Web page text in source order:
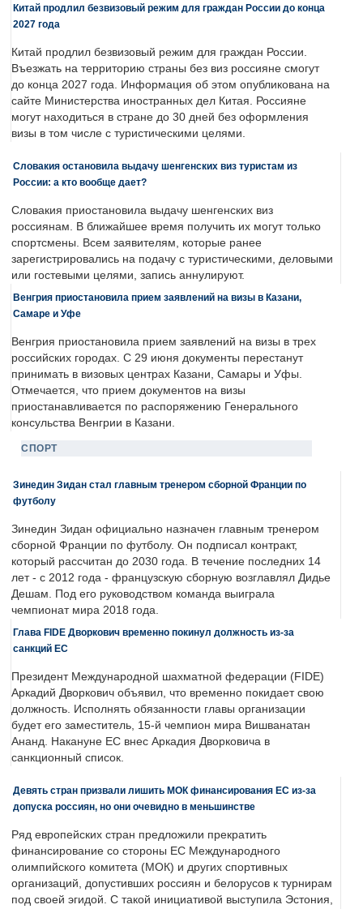
Китай продлил безвизовый режим для граждан России до конца
2027 года
Китай продлил безвизовый режим для граждан России.
Въезжать на территорию страны без виз россияне смогут
до конца 2027 года. Информация об этом опубликована на
сайте Министерства иностранных дел Китая. Россияне
могут находиться в стране до 30 дней без оформления
визы в том числе с туристическими целями.
Словакия остановила выдачу шенгенских виз туристам из
России: а кто вообще дает?
Словакия приостановила выдачу шенгенских виз
россиянам. В ближайшее время получить их могут только
спортсмены. Всем заявителям, которые ранее
зарегистрировались на подачу с туристическими, деловыми
или гостевыми целями, запись аннулируют.
Венгрия приостановила прием заявлений на визы в Казани,
Самаре и Уфе
Венгрия приостановила прием заявлений на визы в трех
российских городах. С 29 июня документы перестанут
принимать в визовых центрах Казани, Самары и Уфы.
Отмечается, что прием документов на визы
приостанавливается по распоряжению Генерального
консульства Венгрии в Казани.
СПОРТ
Зинедин Зидан стал главным тренером сборной Франции по
футболу
Зинедин Зидан официально назначен главным тренером
сборной Франции по футболу. Он подписал контракт,
который рассчитан до 2030 года. В течение последних 14
лет - с 2012 года - французскую сборную возглавлял Дидье
Дешам. Под его руководством команда выиграла
чемпионат мира 2018 года.
Глава FIDE Дворкович временно покинул должность из-за
санкций ЕС
Президент Международной шахматной федерации (FIDE)
Аркадий Дворкович объявил, что временно покидает свою
должность. Исполнять обязанности главы организации
будет его заместитель, 15-й чемпион мира Вишванатан
Ананд. Накануне ЕС внес Аркадия Дворковича в
санкционный список.
Девять стран призвали лишить МОК финансирования ЕС из-за
допуска россиян, но они очевидно в меньшинстве
Ряд европейских стран предложили прекратить
финансирование со стороны ЕС Международного
олимпийского комитета (МОК) и других спортивных
организаций, допустивших россиян и белорусов к турнирам
под своей эгидой. С такой инициативой выступила Эстония,